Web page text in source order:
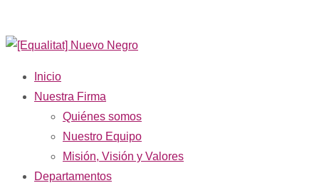
Inicio
Nuestra Firma
Quiénes somos
Nuestro Equipo
Misión, Visión y Valores
Departamentos